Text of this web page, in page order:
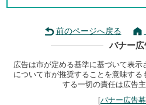
前のページへ戻る
バナー広
広告は市が定める基準に基づいて表
について市が推奨することを意味す
する一切の責任は広告主
[バナー広告